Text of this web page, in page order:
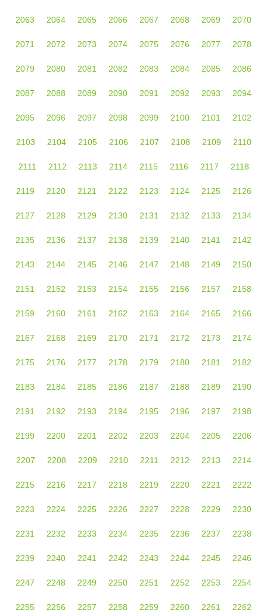
2063 2064 2065 2066 2067 2068 2069 2070
2071 2072 2073 2074 2075 2076 2077 2078
2079 2080 2081 2082 2083 2084 2085 2086
2087 2088 2089 2090 2091 2092 2093 2094
2095 2096 2097 2098 2099 2100 2101 2102
2103 2104 2105 2106 2107 2108 2109 2110
2111 2112 2113 2114 2115 2116 2117 2118
2119 2120 2121 2122 2123 2124 2125 2126
2127 2128 2129 2130 2131 2132 2133 2134
2135 2136 2137 2138 2139 2140 2141 2142
2143 2144 2145 2146 2147 2148 2149 2150
2151 2152 2153 2154 2155 2156 2157 2158
2159 2160 2161 2162 2163 2164 2165 2166
2167 2168 2169 2170 2171 2172 2173 2174
2175 2176 2177 2178 2179 2180 2181 2182
2183 2184 2185 2186 2187 2188 2189 2190
2191 2192 2193 2194 2195 2196 2197 2198
2199 2200 2201 2202 2203 2204 2205 2206
2207 2208 2209 2210 2211 2212 2213 2214
2215 2216 2217 2218 2219 2220 2221 2222
2223 2224 2225 2226 2227 2228 2229 2230
2231 2232 2233 2234 2235 2236 2237 2238
2239 2240 2241 2242 2243 2244 2245 2246
2247 2248 2249 2250 2251 2252 2253 2254
2255 2256 2257 2258 2259 2260 2261 2262